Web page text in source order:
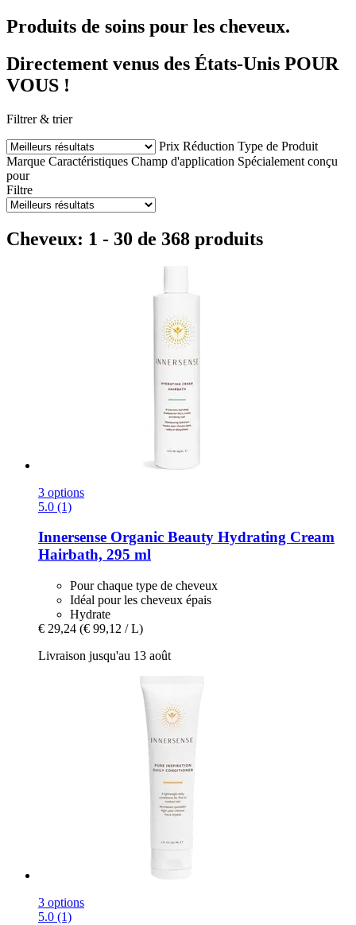
Produits de soins pour les cheveux.
Directement venus des États-Unis POUR
VOUS !
Filtrer & trier
Prix Réduction Type de Produit
Marque Caractéristiques Champ d'application Spécialement conçu
pour
Filtre
Cheveux: 1 - 30 de 368 produits
3 options
5.0 (1)
Innersense Organic Beauty Hydrating Cream
Hairbath, 295 ml
Pour chaque type de cheveux
Idéal pour les cheveux épais
Hydrate
€ 29,24 (€ 99,12 / L)
Livraison jusqu'au 13 août
3 options
5.0 (1)